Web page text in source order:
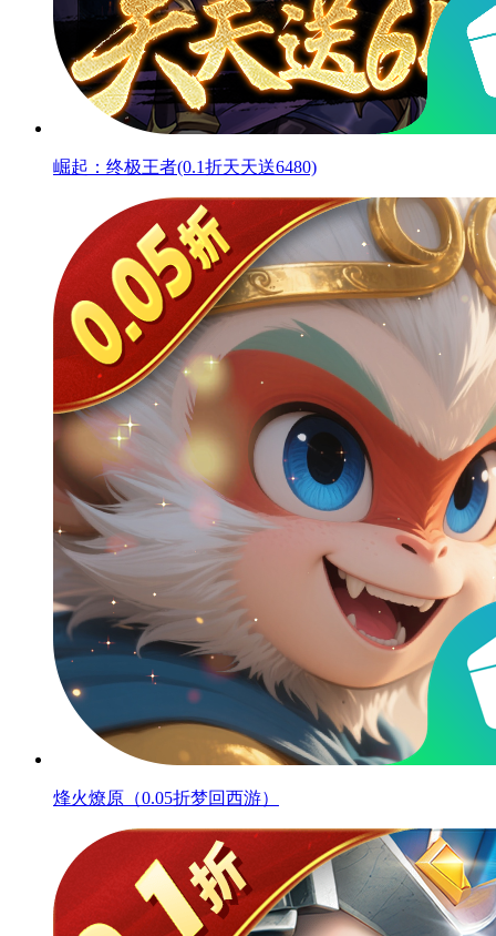
崛起：终极王者(0.1折天天送6480)
烽火燎原（0.05折梦回西游）